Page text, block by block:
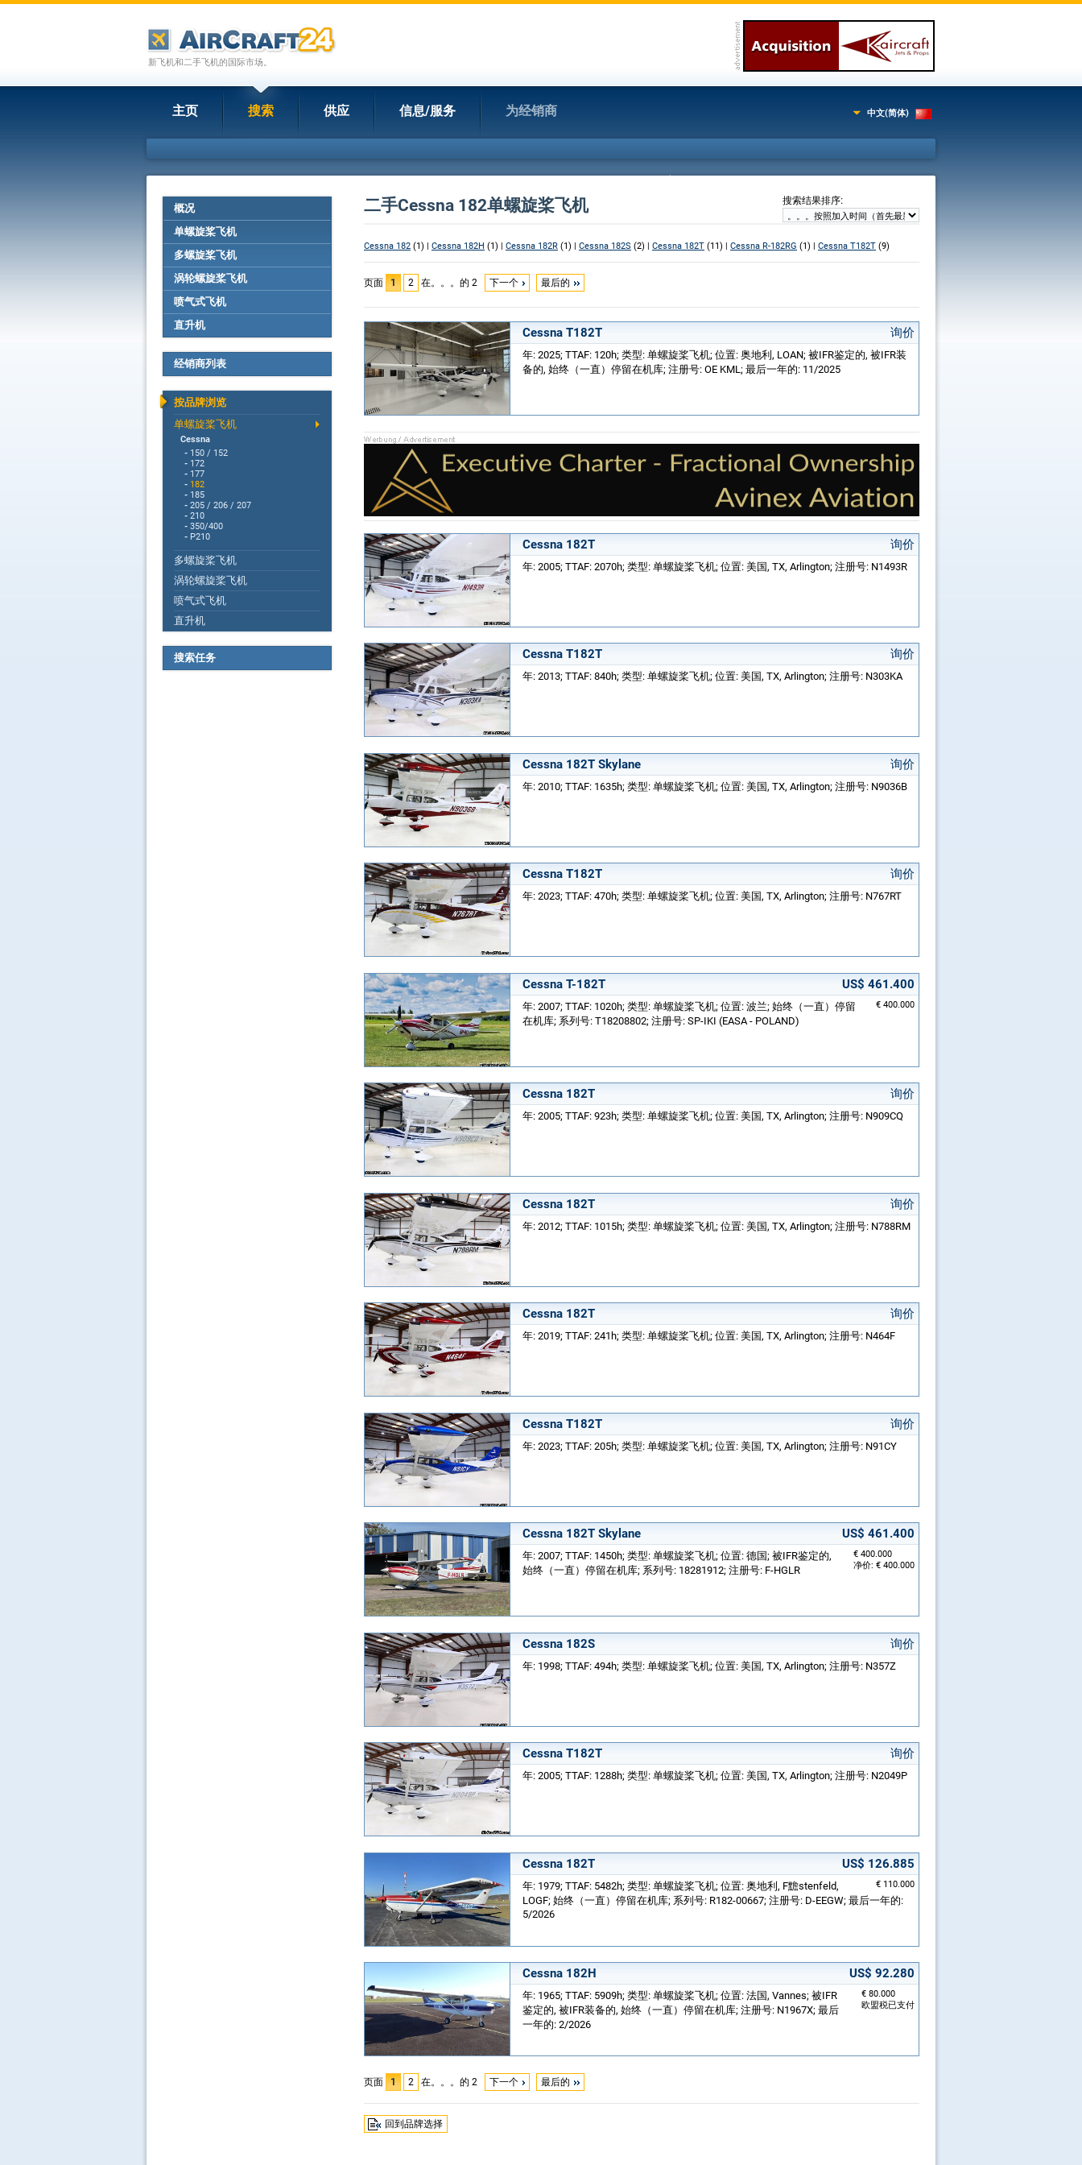
新飞机和二手飞机的国际市场。
主页 搜索 供应 信息/服务 为经销商 中文(简体)
概况
单螺旋桨飞机
多螺旋桨飞机
涡轮螺旋桨飞机
喷气式飞机
直升机
经销商列表
按品牌浏览
单螺旋桨飞机
Cessna
- 150 / 152
- 172
- 177
- 182
- 185
- 205 / 206 / 207
- 210
- 350/400
- P210
多螺旋桨飞机
涡轮螺旋桨飞机
喷气式飞机
直升机
搜索任务
搜索结果排序:
二手Cessna 182单螺旋桨飞机
Cessna 182 (1) | Cessna 182H (1) | Cessna 182R (1) | Cessna 182S (2) | Cessna 182T (11) | Cessna R-182RG (1) | Cessna T182T (9)
页面 1 2 在。。。的 2 下一个 最后的
Cessna T182T 询价
年: 2025; TTAF: 120h; 类型: 单螺旋桨飞机; 位置: 奥地利, LOAN; 被IFR鉴定的, 被IFR装
备的, 始终（一直）停留在机库; 注册号: OE KML; 最后一年的: 11/2025
Cessna 182T 询价
年: 2005; TTAF: 2070h; 类型: 单螺旋桨飞机; 位置: 美国, TX, Arlington; 注册号: N1493R
Cessna T182T 询价
年: 2013; TTAF: 840h; 类型: 单螺旋桨飞机; 位置: 美国, TX, Arlington; 注册号: N303KA
Cessna 182T Skylane 询价
年: 2010; TTAF: 1635h; 类型: 单螺旋桨飞机; 位置: 美国, TX, Arlington; 注册号: N9036B
Cessna T182T 询价
年: 2023; TTAF: 470h; 类型: 单螺旋桨飞机; 位置: 美国, TX, Arlington; 注册号: N767RT
Cessna T-182T US$ 461.400
€ 400.000
年: 2007; TTAF: 1020h; 类型: 单螺旋桨飞机; 位置: 波兰; 始终（一直）停留
在机库; 系列号: T18208802; 注册号: SP-IKI (EASA - POLAND)
Cessna 182T 询价
年: 2005; TTAF: 923h; 类型: 单螺旋桨飞机; 位置: 美国, TX, Arlington; 注册号: N909CQ
Cessna 182T 询价
年: 2012; TTAF: 1015h; 类型: 单螺旋桨飞机; 位置: 美国, TX, Arlington; 注册号: N788RM
Cessna 182T 询价
年: 2019; TTAF: 241h; 类型: 单螺旋桨飞机; 位置: 美国, TX, Arlington; 注册号: N464F
Cessna T182T 询价
年: 2023; TTAF: 205h; 类型: 单螺旋桨飞机; 位置: 美国, TX, Arlington; 注册号: N91CY
Cessna 182T Skylane US$ 461.400
€ 400.000
净价: € 400.000
年: 2007; TTAF: 1450h; 类型: 单螺旋桨飞机; 位置: 德国; 被IFR鉴定的,
始终（一直）停留在机库; 系列号: 18281912; 注册号: F-HGLR
Cessna 182S 询价
年: 1998; TTAF: 494h; 类型: 单螺旋桨飞机; 位置: 美国, TX, Arlington; 注册号: N357Z
Cessna T182T 询价
年: 2005; TTAF: 1288h; 类型: 单螺旋桨飞机; 位置: 美国, TX, Arlington; 注册号: N2049P
Cessna 182T US$ 126.885
€ 110.000
年: 1979; TTAF: 5482h; 类型: 单螺旋桨飞机; 位置: 奥地利, F黵stenfeld,
LOGF; 始终（一直）停留在机库; 系列号: R182-00667; 注册号: D-EEGW; 最后一年的:
5/2026
Cessna 182H US$ 92.280
€ 80.000
欧盟税已支付
年: 1965; TTAF: 5909h; 类型: 单螺旋桨飞机; 位置: 法国, Vannes; 被IFR
鉴定的, 被IFR装备的, 始终（一直）停留在机库; 注册号: N1967X; 最后
一年的: 2/2026
页面 1 2 在。。。的 2 下一个 最后的
回到品牌选择